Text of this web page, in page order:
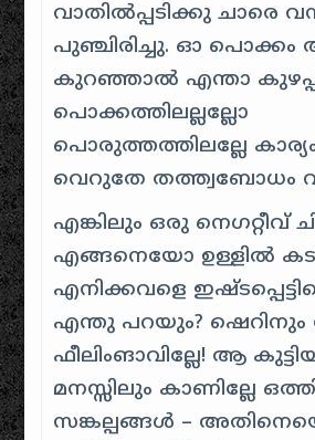
വാതില്‍‌പ്പടിക്കു ചാരെ
പുഞ്ചിരിച്ചു. ഓ പൊക്കം
കുറഞ്ഞാല്‍ എന്താ
പൊക്കത്തിലല്ലല്ലോ
പൊരുത്തത്തിലല്ലേ
വെറുതേ തത്ത്വബോധം
എങ്കിലും ഒരു നെഗറ്റീവ്
എങ്ങനെയോ ഉള്ളിൽ
എനിക്കവളെ
എന്തു പറയും?
ഫീലിംങാവില്ലേ! ആ
മനസ്സിലും കാണില്ലേ
സങ്കല്പങ്ങള്‍ –